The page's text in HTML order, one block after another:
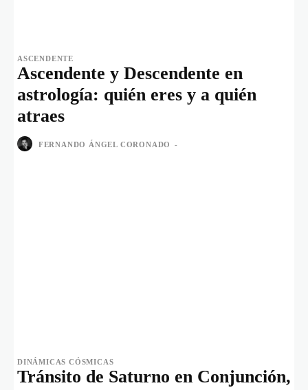
ASCENDENTE
Ascendente y Descendente en
astrología: quién eres y a quién
atraes
FERNANDO ÁNGEL CORONADO -
DINÁMICAS CÓSMICAS
Tránsito de Saturno en Conjunción,